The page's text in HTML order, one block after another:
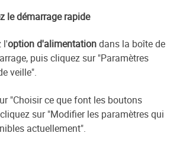
le démarrage rapide
l'option d'alimentationdans la boîte de
puis cliquez sur "Paramètres
veille".
"Choisir ce que font les boutons
sur "Modifier les paramètres qui
actuellement".